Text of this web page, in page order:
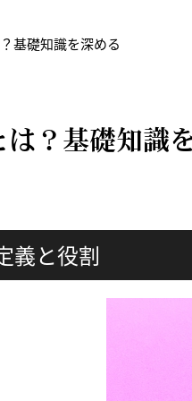
基礎知識を深める
は？基礎知識
義と役割